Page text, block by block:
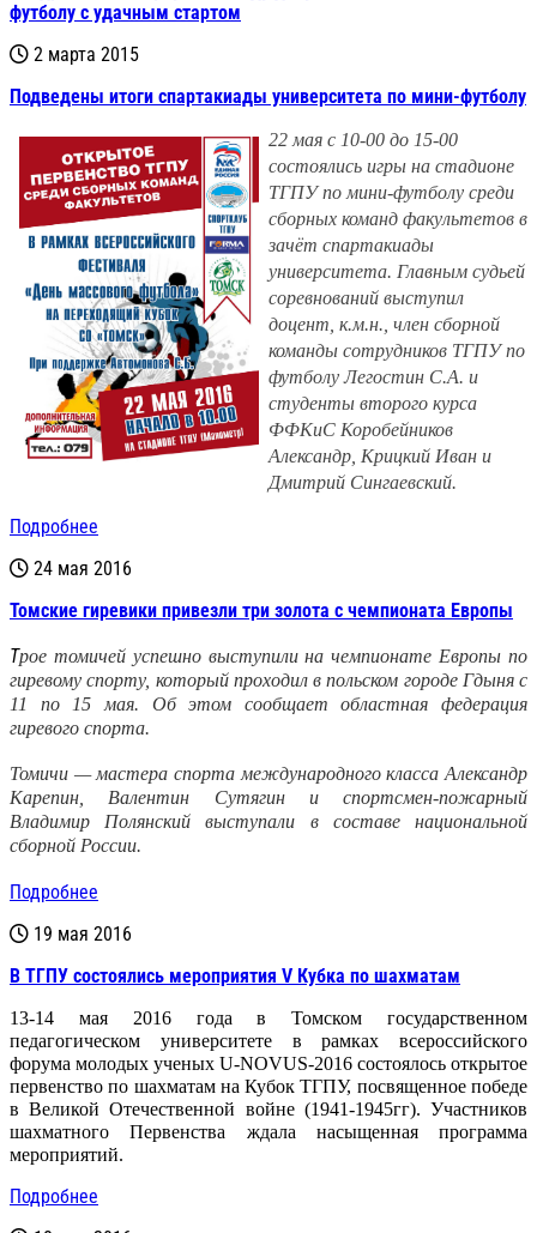
футболу с удачным стартом
2 марта 2015
Подведены итоги спартакиады университета по мини-футболу
22 мая с 10-00 до 15-00
состоялись игры на стадионе
ТГПУ по мини-футболу среди
сборных команд факультетов в
зачёт спартакиады
университета. Главным судьей
соревнований выступил
доцент, к.м.н., член сборной
команды сотрудников ТГПУ по
футболу Легостин С.А. и
студенты второго курса
ФФКиС Коробейников
Александр, Крицкий Иван и
Дмитрий Сингаевский.
Подробнее
24 мая 2016
Томские гиревики привезли три золота с чемпионата Европы
Трое томичей успешно выступили на чемпионате Европы по
гиревому спорту, который проходил в польском городе Гдыня с
11 по 15 мая. Об этом сообщает областная федерация
гиревого спорта.
Томичи — мастера спорта международного класса Александр
Карепин, Валентин Сутягин и спортсмен-пожарный
Владимир Полянский выступали в составе национальной
сборной России.
Подробнее
19 мая 2016
В ТГПУ состоялись мероприятия V Кубка по шахматам
13-14 мая 2016 года в Томском государственном
педагогическом университете в рамках всероссийского
форума молодых ученых U-NOVUS-2016 состоялось открытое
первенство по шахматам на Кубок ТГПУ, посвященное победе
в Великой Отечественной войне (1941-1945гг). Участников
шахматного Первенства ждала насыщенная программа
мероприятий.
Подробнее